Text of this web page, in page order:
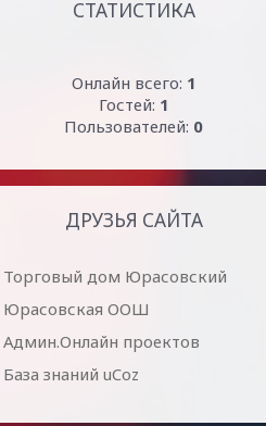
СТАТИСТИКА
Онлайн всего: 1
Гостей: 1
Пользователей: 0
ДРУЗЬЯ САЙТА
Торговый дом Юрасовский
Юрасовская ООШ
Админ.Онлайн проектов
База знаний uCoz